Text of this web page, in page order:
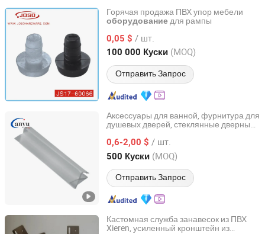
Автоматическое
нажатие / Сверление
петель / Фрезерование
паза для фурнитуры
пластиковая
уплотнительная лента,
дверей из ПВХ
алюминия
Горячая продажа ПВХ упор мебели
оборудованиедля рампы
0,05 $ / шт.
100 000 Куски (MOQ)
Отправить Запрос
JOSO CORPORATION
Guangdong, China с 2010
Аксессуары для ванной, фурнитура для
душевых дверей, стеклянные дверные
комплектующие
0,6-2,00 $ / шт.
500 Куски (MOQ)
Отправить Запрос
Zhaoqing Anyu Technology Co., Ltd
Guangdong, China с 2025
Кастомная служба занавесок из ПВХ
Xieren, усиленный кронштейн из